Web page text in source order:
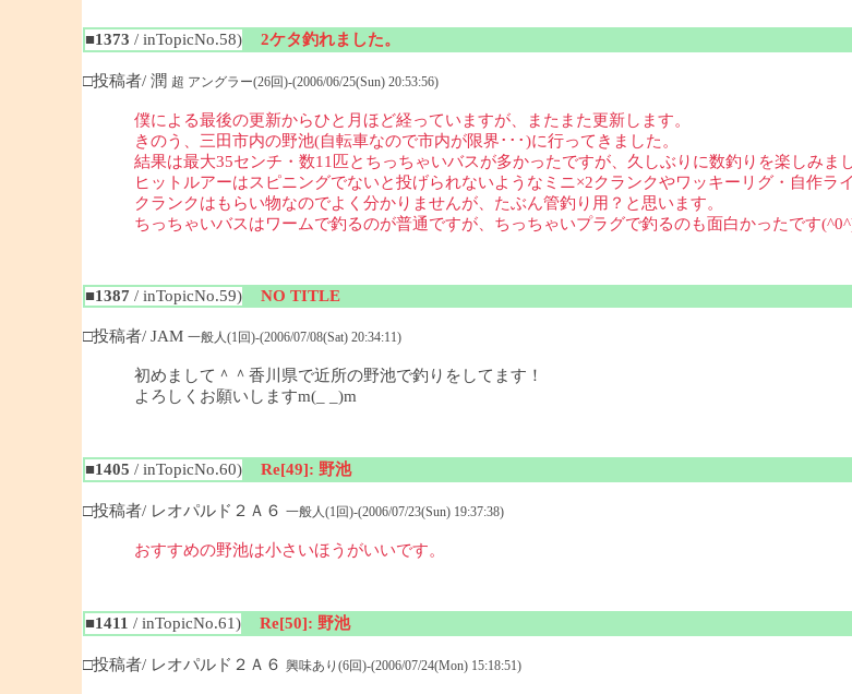
■1373 / inTopicNo.58)
2ケタ釣れました。
□投稿者/ 潤 超 アングラー(26回)-(2006/06/25(Sun) 20:53:56)
僕による最後の更新からひと月ほど経っていますが、またまた更新します。
きのう、三田市内の野池(自転車なので市内が限界･･･)に行ってきました。
結果は最大35センチ・数11匹とちっちゃいバスが多かったですが、久しぶりに数釣りを楽しみま
ヒットルアーはスピニングでないと投げられないようなミニ×2クランクやワッキーリグ・自作ラ
クランクはもらい物なのでよく分かりませんが、たぶん管釣り用？と思います。
ちっちゃいバスはワームで釣るのが普通ですが、ちっちゃいプラグで釣るのも面白かったです
■1387 / inTopicNo.59)
NO TITLE
□投稿者/ JAM 一般人(1回)-(2006/07/08(Sat) 20:34:11)
初めまして＾＾香川県で近所の野池で釣りをしてます！
よろしくお願いしますm(_ _)m
■1405 / inTopicNo.60)
Re[49]: 野池
□投稿者/ レオパルド２Ａ６ 一般人(1回)-(2006/07/23(Sun) 19:37:38)
おすすめの野池は小さいほうがいいです。
■1411 / inTopicNo.61)
Re[50]: 野池
□投稿者/ レオパルド２Ａ６ 興味あり(6回)-(2006/07/24(Mon) 15:18:51)